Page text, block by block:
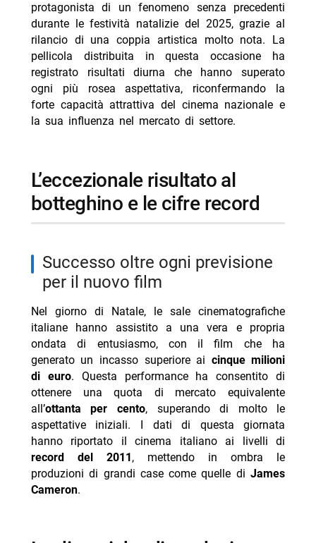
- Wolf Warrior stasera su Rai 4: trama e cast
- Delitti del BarLume Il re dei giochi stasera su TV8
- Ricchi, ricchissimi… in mutande stasera su Cine34
- Ma stasera su Italia 2: trama horror Octavia
Spencer
protagonista di un fenomeno senza precedenti
durante le festività natalizie del 2025, grazie al
rilancio di una coppia artistica molto nota. La
pellicola distribuita in questa occasione ha
registrato risultati diurna che hanno superato
ogni più rosea aspettativa, riconfermando la
forte capacità attrattiva del cinema nazionale e
la sua influenza nel mercato di settore.
l’eccezionale risultato al
botteghino e le cifre record
successo oltre ogni previsione
per il nuovo film
Nel giorno di Natale, le sale cinematografiche
italiane hanno assistito a una vera e propria
ondata di entusiasmo, con il film che ha
generato un incasso superiore ai cinque milioni
di euro. Questa performance ha consentito di
ottenere una quota di mercato equivalente
all’ottanta per cento, superando di molto le
aspettative iniziali. I dati di questa giornata
hanno riportato il cinema italiano ai livelli di
record del 2011, mettendo in ombra le
produzioni di grandi case come quelle diJames
Cameron.